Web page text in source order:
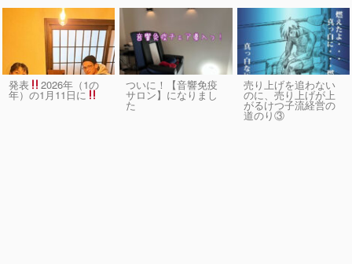
発表 2026年（1の
年）の1月11日に
ついに！【音響免疫
サロン】になりまし
た
売り上げを追わない
のに、売り上げが上
がるけつ子流経営の
道のり③